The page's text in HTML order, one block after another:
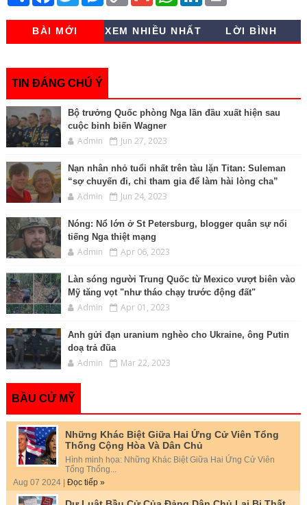
r
e
e
b
o
k
t
e
s
e
n
e
y
L
i
i
l
t
s
A
k
d
n
t
BÀI MỚI XEM NHIỀU NHẤT LỜI BÌNH
TIN ĐÁNG CHÚ Ý
Bộ trưởng Quốc phòng Nga lần đầu xuất hiện sau
cuộc binh biến Wagner
Admin Jun 27, 2023
Nạn nhân nhỏ tuổi nhất trên tàu lặn Titan: Suleman
“sợ chuyến đi, chỉ tham gia để làm hài lòng cha”
Admin Jun 24, 2023
Nóng: Nổ lớn ở St Petersburg, blogger quân sự nổi
tiếng Nga thiệt mạng
Admin Apr 06, 2023
Làn sóng người Trung Quốc từ Mexico vượt biên vào
Mỹ tăng vọt "như tháo chạy trước động đất"
Admin Apr 01, 2023
Anh gửi đạn uranium nghèo cho Ukraine, ông Putin
doạ trả đũa
Admin Mar 22, 2023
BẦU CỬ MỸ
Những Khác Biệt Giữa Hai Ứng Cử Viên Tổng
Thống Cộng Hòa Và Dân Chủ
Hình minh họa: Những Khác Biệt Giữa Hai Ứng Cử Viên
Tổng Thống...
Aug 07 2024 | Đọc tiếp »